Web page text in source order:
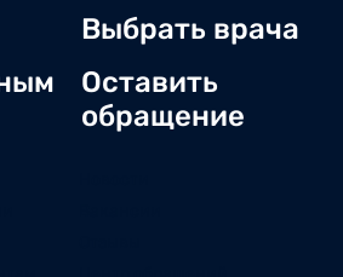
Выбрать врача
Оставить
обращение